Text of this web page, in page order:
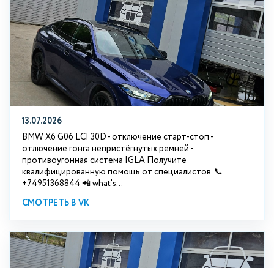
13.07.2026
BMW X6 G06 LCI 30D - отключение старт-стоп -
отлючение гонга непристёгнутых ремней -
противоугонная система IGLA Получите
квалифицированную помощь от специалистов. 📞
+74951368844 📲 what's...
СМОТРЕТЬ В VK